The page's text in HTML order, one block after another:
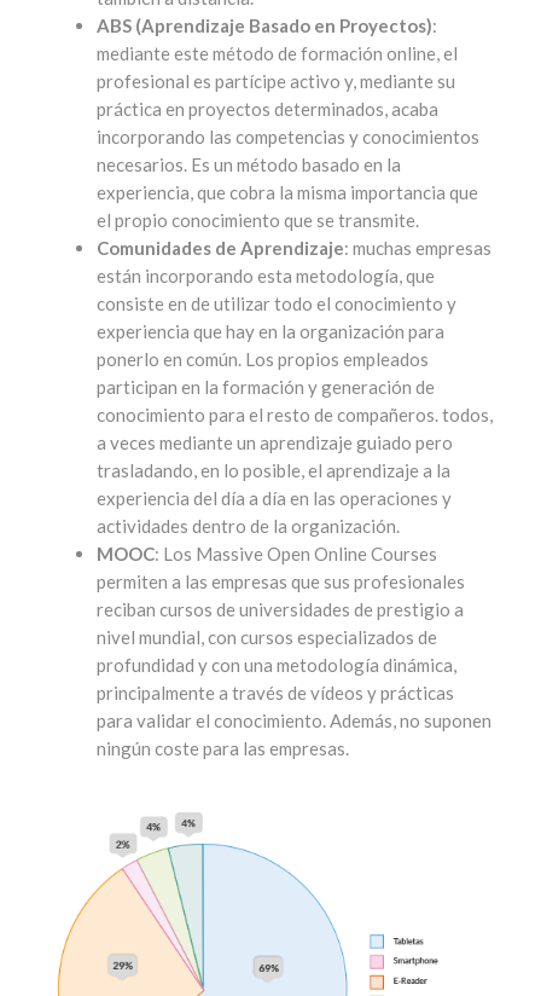
ABS (Aprendizaje Basado en Proyectos):
mediante este método de formación online, el
profesional es partícipe activo y, mediante su
práctica en proyectos determinados, acaba
incorporando las competencias y conocimientos
necesarios. Es un método basado en la
experiencia, que cobra la misma importancia que
el propio conocimiento que se transmite.
Comunidades de Aprendizaje: muchas empresas
están incorporando esta metodología, que
consiste en de utilizar todo el conocimiento y
experiencia que hay en la organización para
ponerlo en común. Los propios empleados
participan en la formación y generación de
conocimiento para el resto de compañeros. todos,
a veces mediante un aprendizaje guiado pero
trasladando, en lo posible, el aprendizaje a la
experiencia del día a día en las operaciones y
actividades dentro de la organización.
MOOC: Los Massive Open Online Courses
permiten a las empresas que sus profesionales
reciban cursos de universidades de prestigio a
nivel mundial, con cursos especializados de
profundidad y con una metodología dinámica,
principalmente a través de vídeos y prácticas
para validar el conocimiento. Además, no suponen
ningún coste para las empresas.